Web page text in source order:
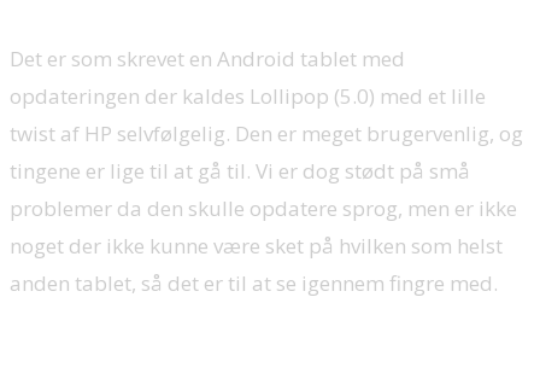
Det er som skrevet en Android tablet med
opdateringen der kaldes Lollipop (5.0) med et lille
twist af HP selvfølgelig. Den er meget brugervenlig, og
tingene er lige til at gå til. Vi er dog stødt på små
problemer da den skulle opdatere sprog, men er ikke
noget der ikke kunne være sket på hvilken som helst
anden tablet, så det er til at se igennem fingre med.